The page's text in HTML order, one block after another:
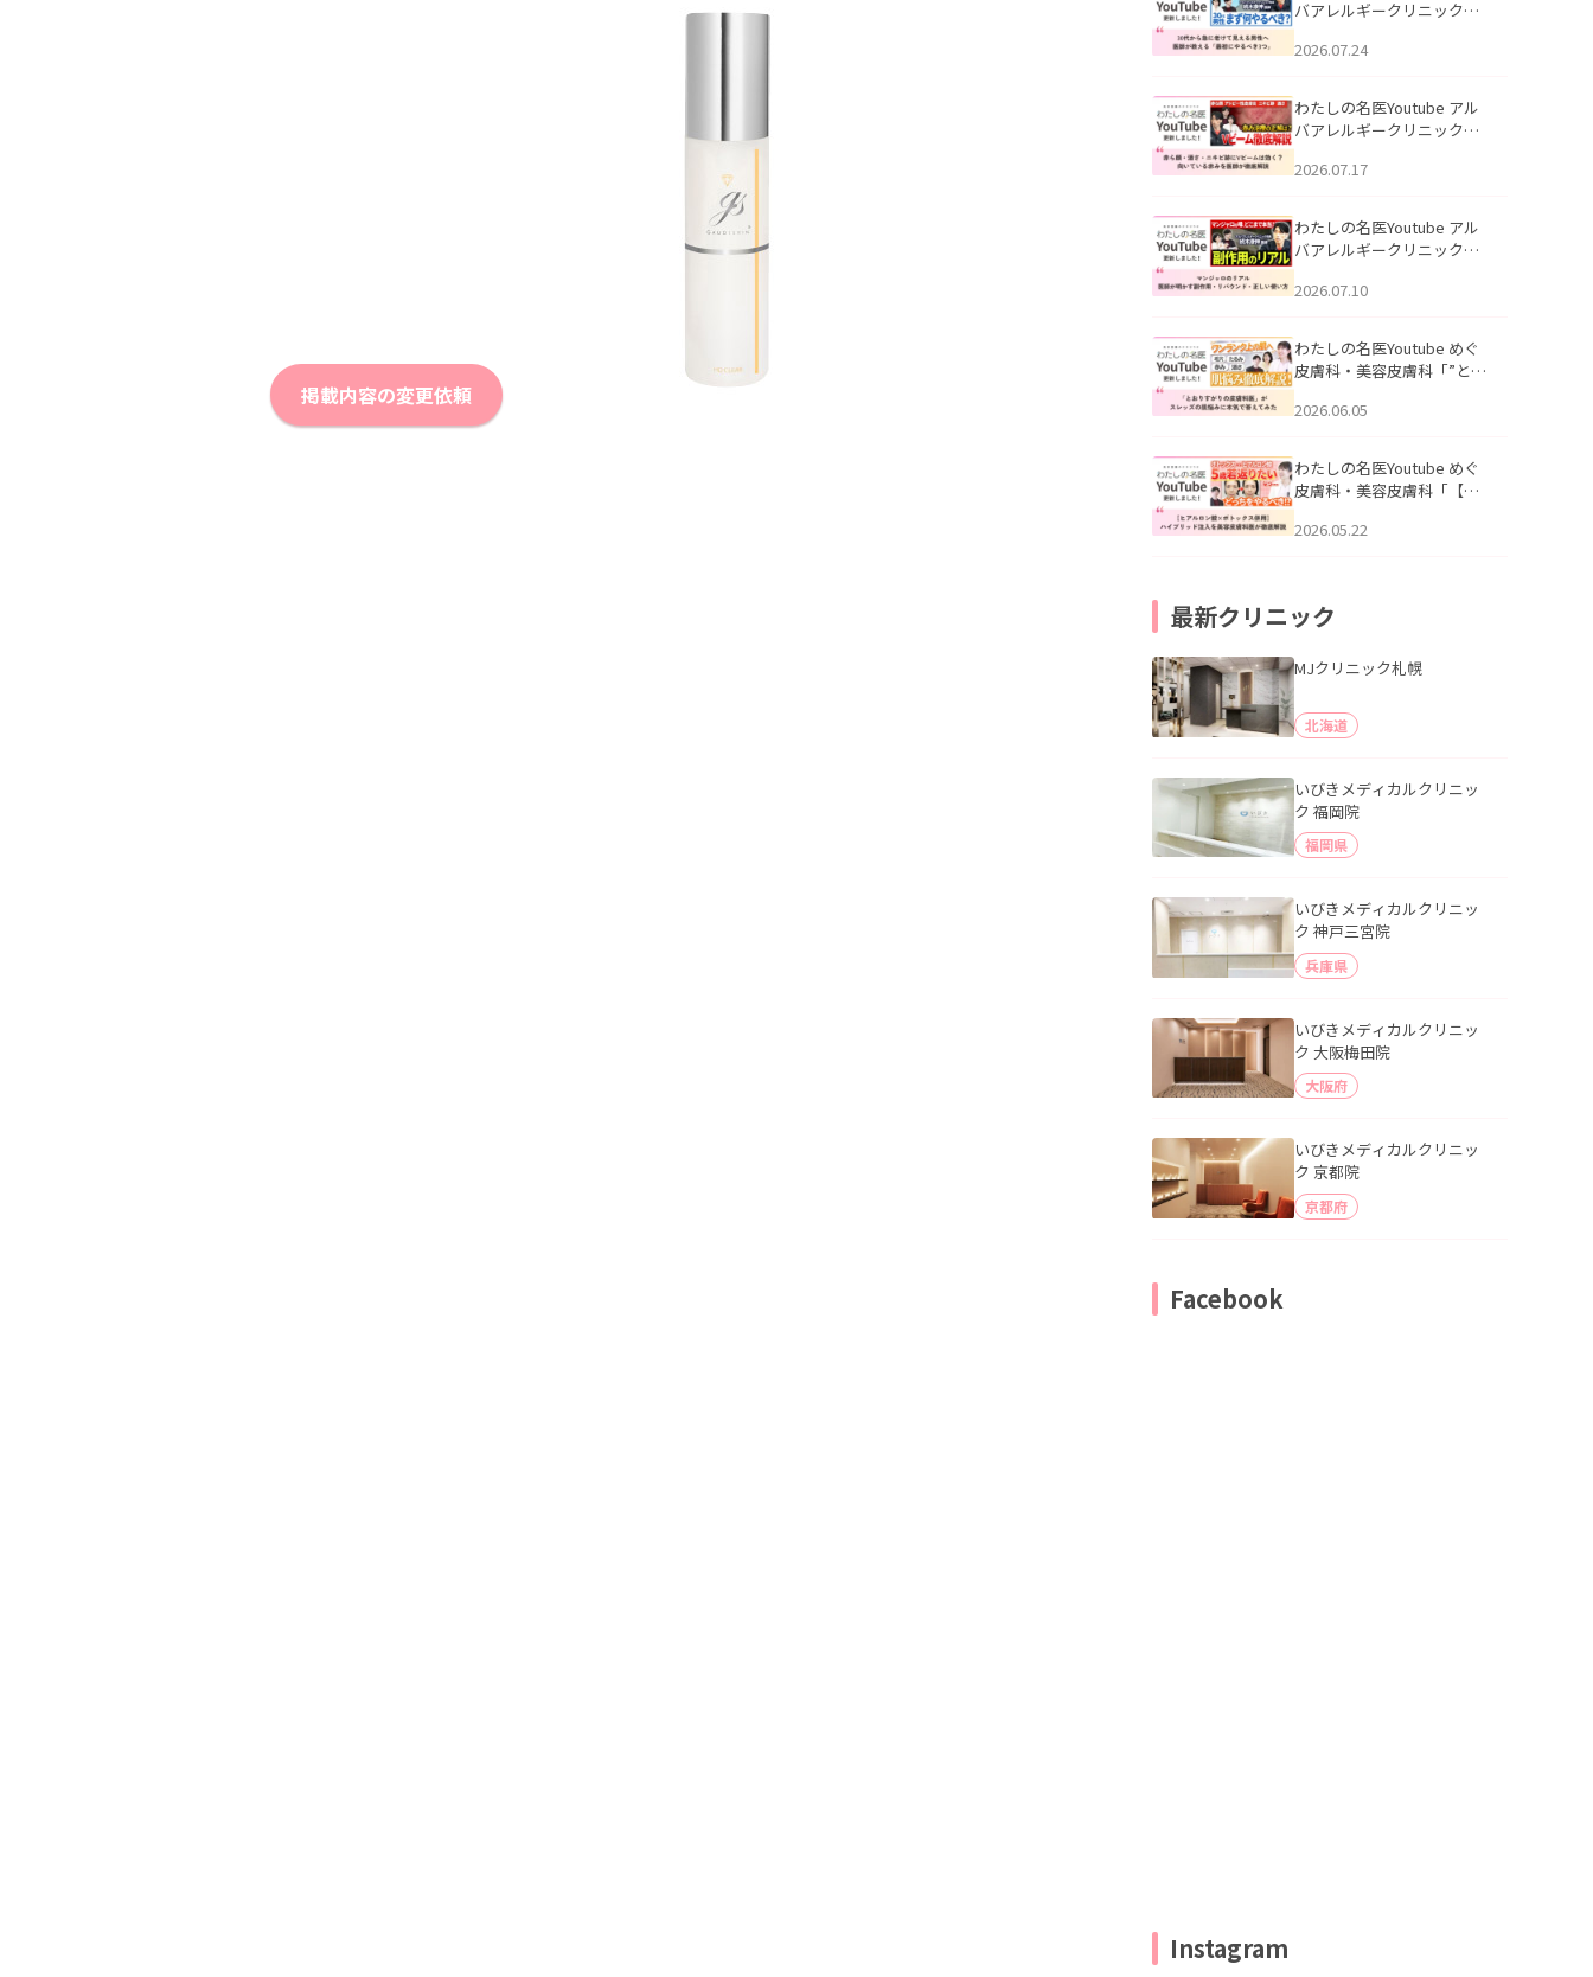
掲載内容の変更依頼
バアレルギークリニック札
える男性へ｜医師が教える
公開いたしました。
2026.07.24
わたしの名医Youtube アル
バアレルギークリニック札
跡にVビームは効く？向いて
説」を公開いたしました。
2026.07.17
わたしの名医Youtube アル
バアレルギークリニック札
医師が明かす副作用・リバ
公開いたしました。
2026.07.10
わたしの名医Youtube めぐ
皮膚科・美容皮膚科「”とお
ッズの肌悩みに本気で答え
た。
2026.06.05
わたしの名医Youtube めぐ
皮膚科・美容皮膚科「【ヒ
用】ハイブリッド注入を美
2026.05.22
最新クリニック
MJクリニック札幌
北海道
いびきメディカルクリニッ
ク 福岡院
福岡県
いびきメディカルクリニッ
ク 神戸三宮院
兵庫県
いびきメディカルクリニッ
ク 大阪梅田院
大阪府
いびきメディカルクリニッ
ク 京都院
京都府
Facebook
Instagram